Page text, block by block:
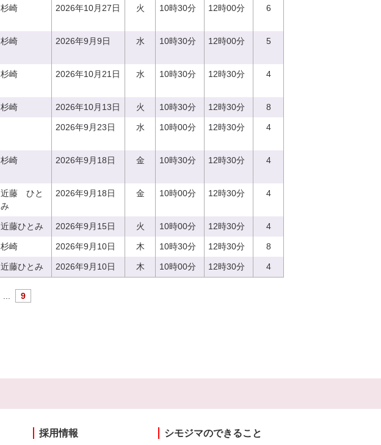
杉崎 2026年10月27日 火 10時30分 12時00分 6
杉崎 2026年9月9日 水 10時30分 12時00分 5
杉崎 2026年10月21日 水 10時30分 12時30分 4
杉崎 2026年10月13日 火 10時30分 12時30分 8
2026年9月23日 水 10時00分 12時30分 4
杉崎 2026年9月18日 金 10時30分 12時30分 4
近藤 ひと
み
2026年9月18日 金 10時00分 12時30分 4
近藤ひとみ 2026年9月15日 火 10時00分 12時30分 4
杉崎 2026年9月10日 木 10時30分 12時30分 8
近藤ひとみ 2026年9月10日 木 10時00分 12時30分 4
9
採用情報 シモジマのできること